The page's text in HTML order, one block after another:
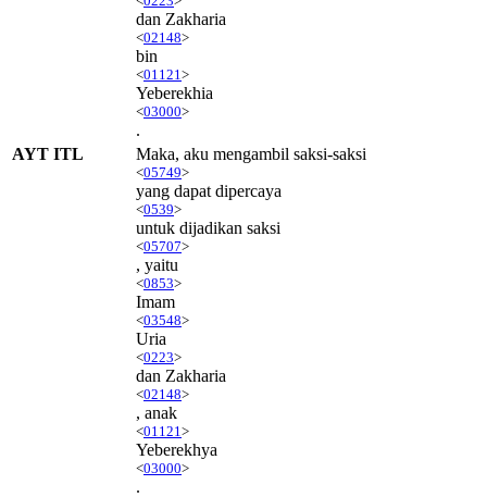
dan Zakharia
<02148>
bin
<01121 >
Yeberekhia
<03000>
.
AYT ITL
Maka, aku mengambil saksi-saksi
<05749>
yang dapat dipercaya
<0539>
untuk dijadikan saksi
<05707>
, yaitu
<0853>
Imam
<03548>
Uria
<0223>
dan Zakharia
<02148>
, anak
<01121 >
Yeberekhya
<03000>
.